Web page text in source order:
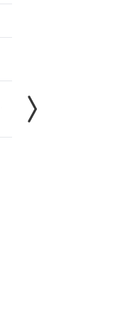
Жердевский